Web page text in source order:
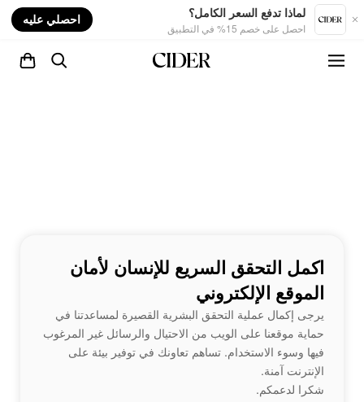
لماذا تدفع السعر الكامل؟
احصل على خصم 15% في التطبيق
احصلي عليه
اكمل التحقق السريع للإنسان لأمان
الموقع الإلكتروني
يرجى إكمال عملية التحقق البشرية القصيرة لمساعدتنا في
حماية موقعنا على الويب من الاحتيال والرسائل غير المرغوب
فيها وسوء الاستخدام. تساهم تعاونك في توفير بيئة على
الإنترنت آمنة.
شكرا لدعمكم.